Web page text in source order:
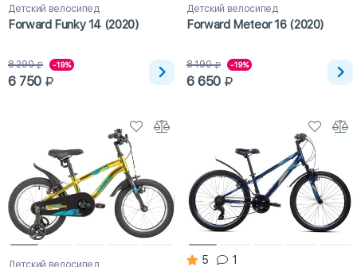
Детский велосипед
Forward Funky 14 (2020)
8 290 -19%
6 750
Детский велосипед
Forward Meteor 16 (2020)
8 190 -19%
6 650
Детский велосипед 5 1